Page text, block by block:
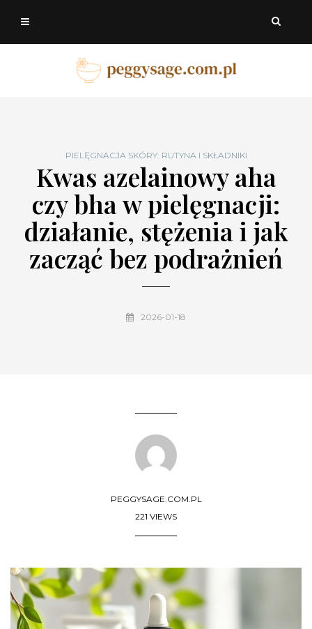
PIELĘGNACJA SKÓRY: RUTYNA I SKŁADNIKI
Kwas azelainowy aha
czy bha w pielęgnacji:
działanie, stężenia i jak
zacząć bez podrażnień
2026-01-18
PEGGYSAGE.COM.PL
221 VIEWS